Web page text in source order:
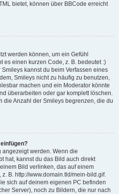
bietet, können über BBCode erreicht
werden können, um ein Gefühl
es einen kurzen Code, z. B. bedeutet :)
kannst du beim Verfassen eines
Smileys nicht zu häufig zu benutzen,
machen und ein Moderator könnte
überarbeiten oder gar komplett löschen.
die Anzahl der Smileys begrenzen, die du
werden. Wenn die
hat, kannst du das Bild auch direkt
Bild verlinken, das auf einem
B. http://www.domain.tld/mein-bild.gif.
sich auf deinem eigenen PC befinden
Server), noch zu Bildern, die nur nach